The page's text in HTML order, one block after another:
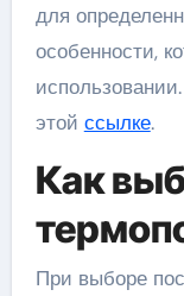
для
особенности,
этой ссылке.
Как
При выборе